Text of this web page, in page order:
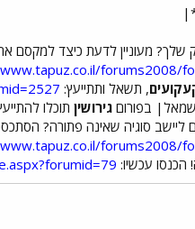
מעוניין לדעת כיצד למקסם
forums2008/
, תשאל ותתייעץ:
בפורום גירושין תוכלו
ליישב סוגיה שאינה פתורה?
forums2008/
עכשיו: